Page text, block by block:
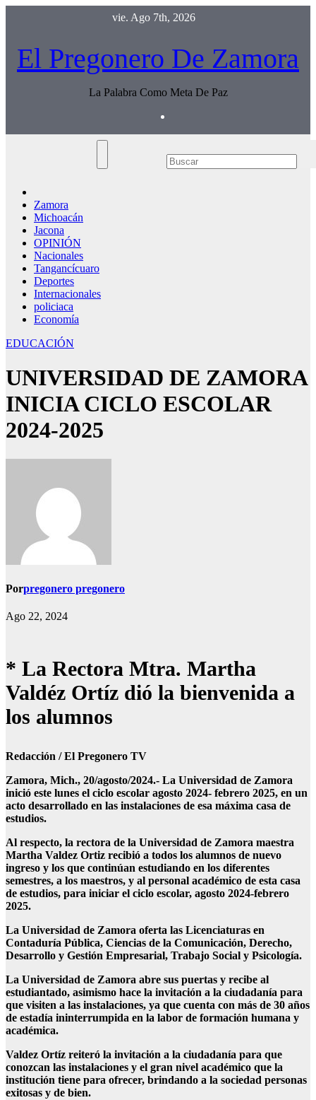
vie. Ago 7th, 2026
El Pregonero De Zamora
La Palabra Como Meta De Paz
Zamora
Michoacán
Jacona
OPINIÓN
Nacionales
Tangancícuaro
Deportes
Internacionales
policiaca
Economía
EDUCACIÓN
UNIVERSIDAD DE ZAMORA
INICIA CICLO ESCOLAR
2024-2025
Porpregonero pregonero
Ago 22, 2024
* La Rectora Mtra. Martha
Valdéz Ortíz dió la bienvenida a
los alumnos
Redacción / El Pregonero TV
Zamora, Mich., 20/agosto/2024.- La Universidad de Zamora
inició este lunes el ciclo escolar agosto 2024- febrero 2025, en un
acto desarrollado en las instalaciones de esa máxima casa de
estudios.
Al respecto, la rectora de la Universidad de Zamora maestra
Martha Valdez Ortiz recibió a todos los alumnos de nuevo
ingreso y los que continúan estudiando en los diferentes
semestres, a los maestros, y al personal académico de esta casa
de estudios, para iniciar el ciclo escolar, agosto 2024-febrero
2025.
La Universidad de Zamora oferta las Licenciaturas en
Contaduría Pública, Ciencias de la Comunicación, Derecho,
Desarrollo y Gestión Empresarial, Trabajo Social y Psicología.
La Universidad de Zamora abre sus puertas y recibe al
estudiantado, asimismo hace la invitación a la ciudadanía para
que visiten a las instalaciones, ya que cuenta con más de 30 años
de estadía ininterrumpida en la labor de formación humana y
académica.
Valdez Ortíz reiteró la invitación a la ciudadanía para que
conozcan las instalaciones y el gran nivel académico que la
institución tiene para ofrecer, brindando a la sociedad personas
exitosas y de bien.